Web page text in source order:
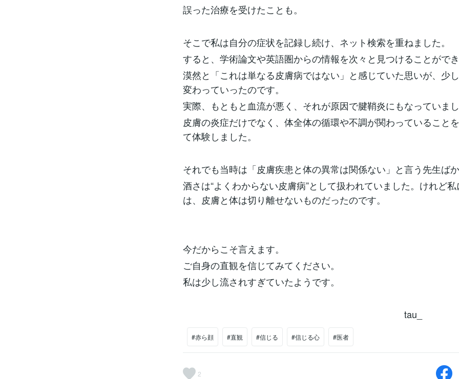
誤った治療を受けたことも。
そこで私は自分の症状を記録し続け、ネット検索を重ねました。
すると、学術論文や英語圏からの情報を次々と見つけることがで
漠然と「これは単なる皮膚病ではない」と感じていた思いが、少
変わっていったのです。
実際、もともと血流が悪く、それが原因で腱鞘炎にもなっていま
皮膚の炎症だけでなく、体全体の循環や不調が関わっていること
て体験しました。
それでも当時は「皮膚疾患と体の異常は関係ない」と言う先生ば
酒さは“よくわからない皮膚病”として扱われていました。けれど
は、皮膚と体は切り離せないものだったのです。
今だからこそ言えます。
ご自身の直観を信じてみてください。
私は少し流されすぎていたようです。
tau_
#赤ら顔 #直観 #信じる #信じる心 #医者
2